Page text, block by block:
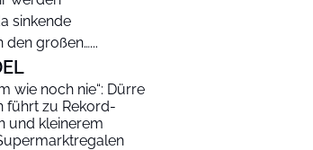
sinkende
großen…...
wie noch nie“: Dürre
führt zu Rekord-
und kleinerem